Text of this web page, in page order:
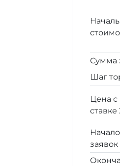
Сумма
Шаг
Цена
ставке
заявок